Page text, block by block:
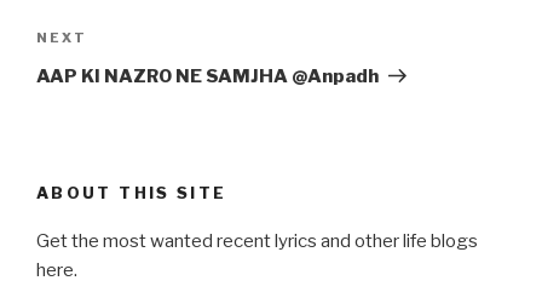
Next
Post
NEXT
AAP KI NAZRO NE SAMJHA @Anpadh
ABOUT THIS SITE
Get the most wanted recent lyrics and other life blogs
here.